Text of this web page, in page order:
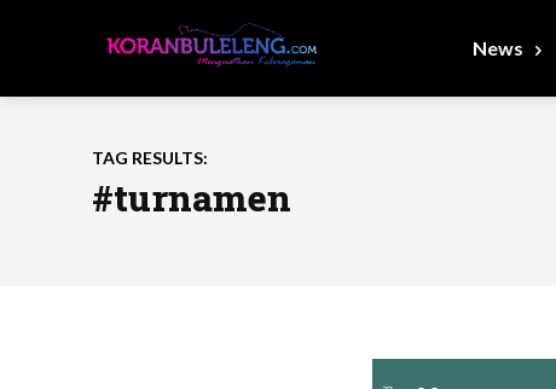
News
TAG RESULTS:
#turnamen